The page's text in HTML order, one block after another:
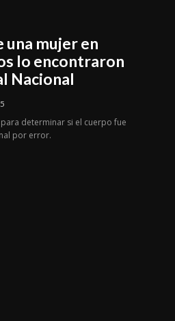
una mujer en
lo encontraron
Nacional
determinar si el cuerpo fue
por error.